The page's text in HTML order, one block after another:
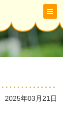
2025年03月21日